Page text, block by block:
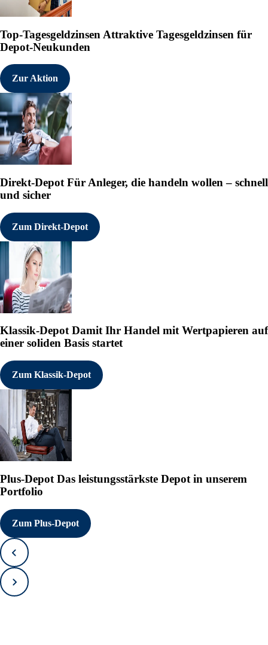
Top-Tagesgeldzinsen Attraktive Tagesgeldzinsen für
Depot-Neukunden
Zur Aktion
Direkt-Depot Für Anleger, die handeln wollen – schnell
und sicher
Zum Direkt-Depot
Klassik-DepotDamit Ihr Handel mit Wertpapieren auf
einer soliden Basis startet
Zum Klassik-Depot
Plus-Depot Das leistungsstärkste Depot in unserem
Portfolio
Zum Plus-Depot
Zurück
Vorwärts